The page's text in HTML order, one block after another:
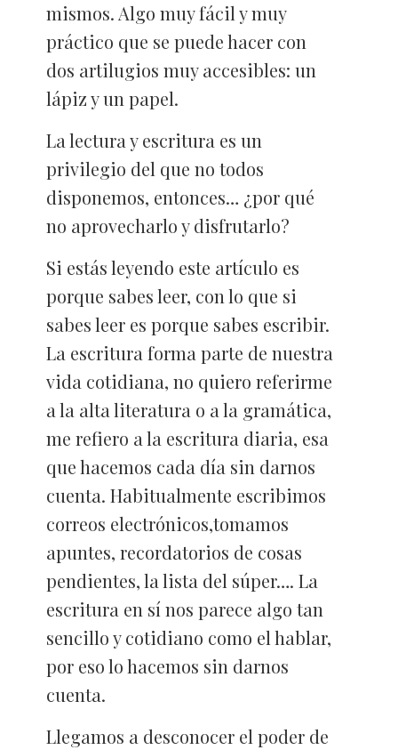
mismos. Algo muy fácil y muy
práctico que se puede hacer con
dos artilugios muy accesibles: un
lápiz y un papel.
La lectura y escritura es un
privilegio del que no todos
disponemos, entonces… ¿por qué
no aprovecharlo y disfrutarlo?
Si estás leyendo este artículo es
porque sabes leer, con lo que si
sabes leer es porque sabes escribir.
La escritura forma parte de nuestra
vida cotidiana, no quiero referirme
a la alta literatura o a la gramática,
me refiero a la escritura diaria, esa
que hacemos cada día sin darnos
cuenta. Habitualmente escribimos
correos electrónicos,tomamos
apuntes, recordatorios de cosas
pendientes, la lista del súper…. La
escritura en sí nos parece algo tan
sencillo y cotidiano como el hablar,
por eso lo hacemos sin darnos
cuenta.
Llegamos a desconocer el poder de